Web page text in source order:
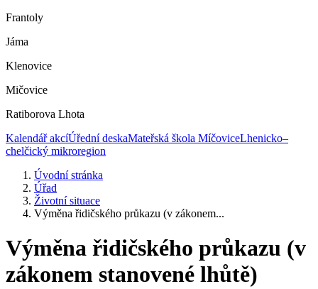
Frantoly
Jáma
Klenovice
Mičovice
Ratiborova Lhota
Kalendář akcíÚřední deskaMateřská škola MíčoviceLhenicko–
chelčický mikroregion
Úvodní stránka
Úřad
Životní situace
Výměna řidičského průkazu (v zákonem...
Výměna řidičského průkazu (v
zákonem stanovené lhůtě)